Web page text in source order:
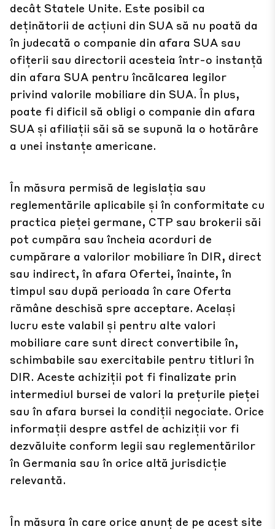
decât Statele Unite. Este posibil ca
deținătorii de acțiuni din SUA să nu poată da
în judecată o companie din afara SUA sau
ofițerii sau directorii acesteia într-o instanță
din afara SUA pentru încălcarea legilor
privind valorile mobiliare din SUA. În plus,
poate fi dificil să obligi o companie din afara
SUA și afiliații săi să se supună la o hotărâre
a unei instanțe americane.
În măsura permisă de legislația sau
reglementările aplicabile și în conformitate cu
practica pieței germane, CTP sau brokerii săi
pot cumpăra sau încheia acorduri de
cumpărare a valorilor mobiliare în DIR, direct
sau indirect, în afara Ofertei, înainte, în
timpul sau după perioada în care Oferta
rămâne deschisă spre acceptare. Același
lucru este valabil și pentru alte valori
mobiliare care sunt direct convertibile în,
schimbabile sau exercitabile pentru titluri în
DIR. Aceste achiziții pot fi finalizate prin
intermediul bursei de valori la prețurile pieței
sau în afara bursei la condiții negociate. Orice
informații despre astfel de achiziții vor fi
dezvăluite conform legii sau reglementărilor
în Germania sau în orice altă jurisdicție
relevantă.
În măsura în care orice anunț de pe acest site